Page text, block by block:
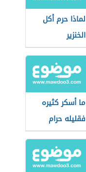
لماذا حرم أكل
الخنزير
ما أسكر كثيره
فقليله حرام